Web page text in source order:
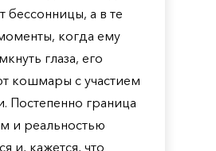
бессонницы, а в те
когда ему
глаза, его
кошмары с участием
Постепенно граница
и реальностью
и, кажется, что